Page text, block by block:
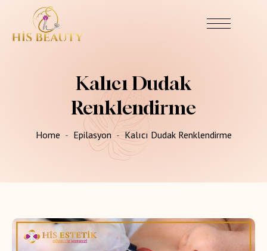
Kalıcı Dudak
Renklendirme
Home Epilasyon Kalıcı Dudak Renklendirme